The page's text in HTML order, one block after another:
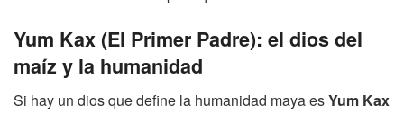
Yum Kax (El Primer Padre): el dios del
maíz y la humanidad
Si hay un dios que define la humanidad maya esYum Kax